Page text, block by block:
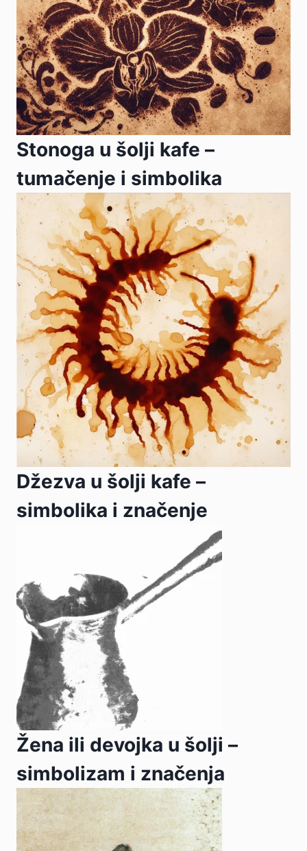
Stonoga u šolji kafe –
tumačenje i simbolika
Džezva u šolji kafe –
simbolika i značenje
Žena ili devojka u šolji –
simbolizam i značenja